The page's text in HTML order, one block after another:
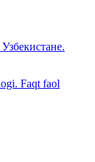
Faqt faol